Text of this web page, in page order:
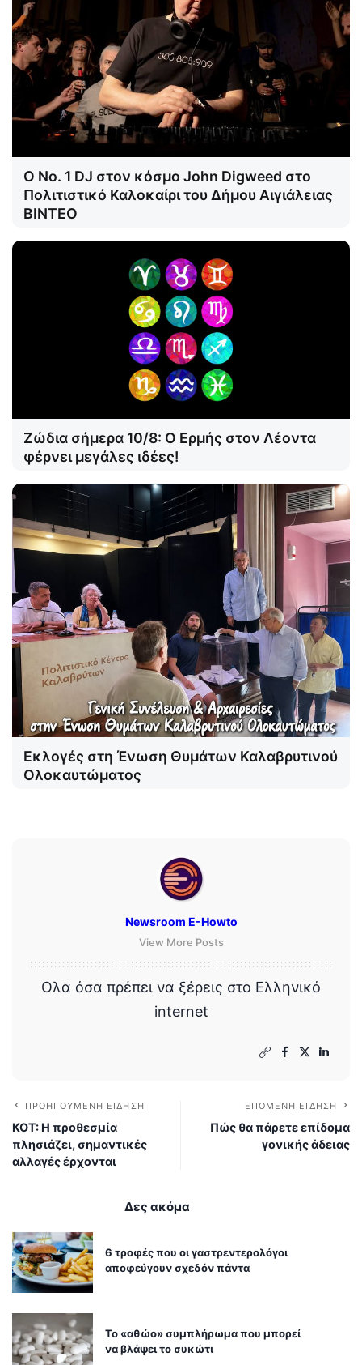
Ο Νο. 1 DJ στον κόσμο John Digweed στο
Πολιτιστικό Καλοκαίρι του Δήμου Αιγιάλειας
ΒΙΝΤΕΟ
Ζώδια σήμερα 10/8: Ο Ερμής στον Λέοντα
φέρνει μεγάλες ιδέες!
Εκλογές στη Ένωση Θυμάτων Καλαβρυτινού
Ολοκαυτώματος
Newsroom E-Howto
View More Posts
Ολα όσα πρέπει να ξέρεις στο Ελληνικό
internet
ΠΡΟΗΓΟΎΜΕΝΗ ΕΊΔΗΣΗ
ΚΟΤ: Η προθεσμία
πλησιάζει, σημαντικές
αλλαγές έρχονται
ΕΠΌΜΕΝΗ ΕΊΔΗΣΗ
Πώς θα πάρετε επίδομα
γονικής άδειας
Δες ακόμα
6 τροφές που οι γαστρεντερολόγοι
αποφεύγουν σχεδόν πάντα
Το «αθώο» συμπλήρωμα που μπορεί
να βλάψει το συκώτι